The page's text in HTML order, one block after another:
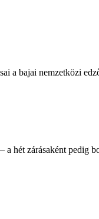
a bajai nemzetközi
hét zárásaként pedig